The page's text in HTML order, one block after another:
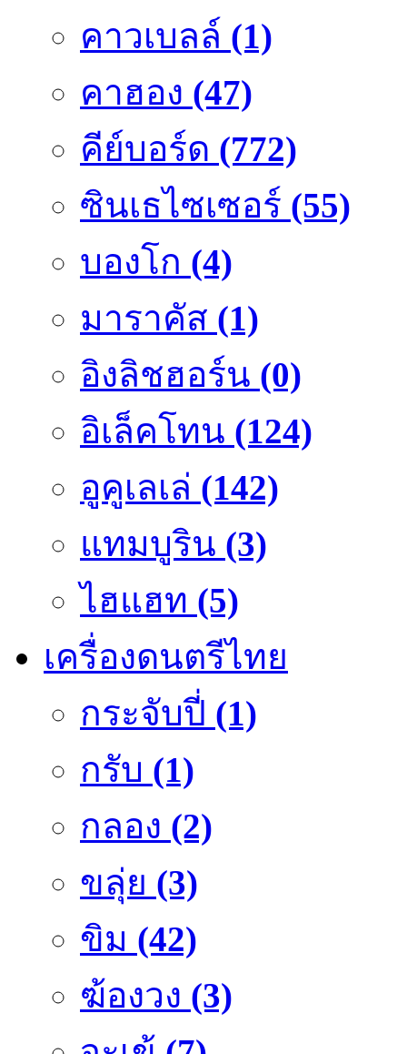
คาวเบลล์ (1)
คาฮอง (47)
คีย์บอร์ด (772)
ซินเธไซเซอร์ (55)
บองโก (4)
มาราคัส (1)
อิงลิชฮอร์น (0)
อิเล็คโทน (124)
อูคูเลเล่ (142)
แทมบูริน (3)
ไฮแฮท (5)
เครื่องดนตรีไทย
กระจับปี่ (1)
กรับ (1)
กลอง (2)
ขลุ่ย (3)
ขิม (42)
ฆ้องวง (3)